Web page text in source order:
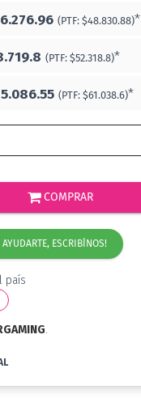
(PTF: $48.830.88)*
(PTF: $52.318.8)*
(PTF: $61.038.6)*
COMPRAR
AYUDARTE, ESCRIBÍNOS!
país
.